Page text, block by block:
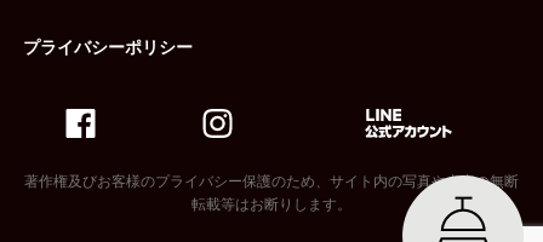
プライバシーポリシー
著作権及びお客様のプライバシー保護のため、サイト内の写真や内容の無断
転載等はお断りします。